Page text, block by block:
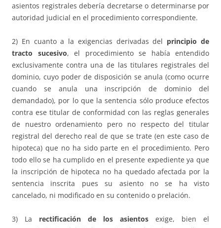
asientos registrales debería decretarse o determinarse por
autoridad judicial en el procedimiento correspondiente.
2) En cuanto a la exigencias derivadas del principio de
tracto sucesivo, el procedimiento se había entendido
exclusivamente contra una de las titulares registrales del
dominio, cuyo poder de disposición se anula (como ocurre
cuando se anula una inscripción de dominio del
demandado), por lo que la sentencia sólo produce efectos
contra ese titular de conformidad con las reglas generales
de nuestro ordenamiento pero no respecto del titular
registral del derecho real de que se trate (en este caso de
hipoteca) que no ha sido parte en el procedimiento. Pero
todo ello se ha cumplido en el presente expediente ya que
la inscripción de hipoteca no ha quedado afectada por la
sentencia inscrita pues su asiento no se ha visto
cancelado, ni modificado en su contenido o prelación.
3) La rectificación de los asientos exige, bien el